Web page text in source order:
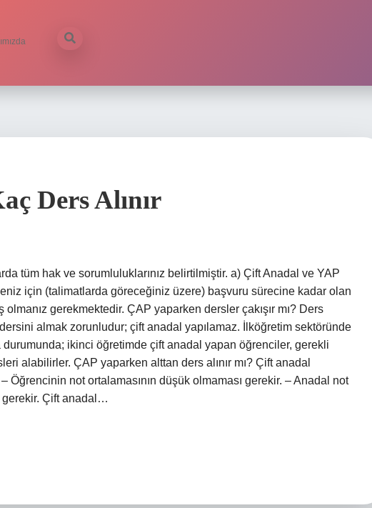
Ders Alınır
tüm hak ve sorumluluklarınız belirtilmiştir. a) Çift Anadal ve YAP
için (talimatlarda göreceğiniz üzere) başvuru sürecine kadar olan
gerekmektedir. ÇAP yaparken dersler çakışır mı? Ders
almak zorunludur; çift anadal yapılamaz. İlköğretim sektöründe
ikinci öğretimde çift anadal yapan öğrenciler, gerekli
alabilirler. ÇAP yaparken alttan ders alınır mı? Çift anadal
Öğrencinin not ortalamasının düşük olmaması gerekir. – Anadal not
gerekir. Çift anadal…